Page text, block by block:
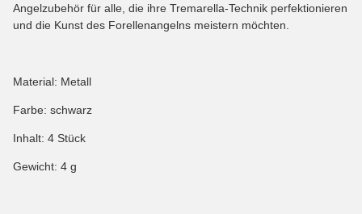
Angelzubehör für alle, die ihre Tremarella-Technik perfektionieren
und die Kunst des Forellenangelns meistern möchten.
Material: Metall
Farbe: schwarz
Inhalt: 4 Stück
Gewicht: 4 g